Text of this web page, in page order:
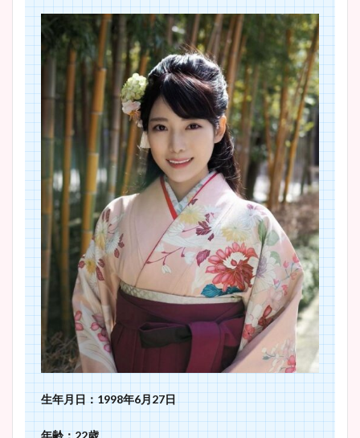
プ画像まとめ！同期や実家に
wikiプロフも！
安藤萌々アナのカップ画像や
ニット衣装まとめ！美足の筋
肉も凄い！
鈴木唯の太ってた時の体重が
ヤバすぎww原因や痩せたダ
イエット方は？昔と現在を画
像比較！
豊島実季アナのカップ画像ま
とめ！美脚や水着姿に年齢も
調査！
生年月日：1998年6月27日